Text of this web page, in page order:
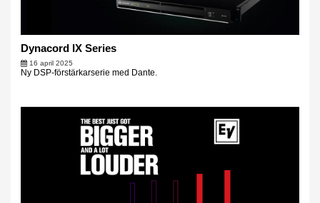
Dynacord IX Series
16 april 2025
Ny DSP-förstärkarserie med Dante.